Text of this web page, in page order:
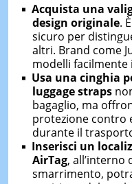
Acquista una
design originale. È
sicuro per
altri. Brand come
modelli facilmente
Usa una cinghia
luggagestraps
bagaglio, ma
protezione contro
durante il
Inserisci un
AirTag, all’interno
smarrimento,